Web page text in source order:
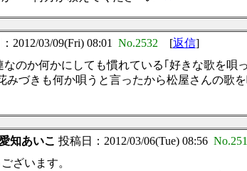
2012/03/09(Fri) 08:01 No.2532 [返信]
なのか何かにしても慣れている｢好きな歌を
みづきも何か唄うと言ったから松屋さんの歌
知あいこ 投稿日：2012/03/06(Tue) 08:56
ざいます。